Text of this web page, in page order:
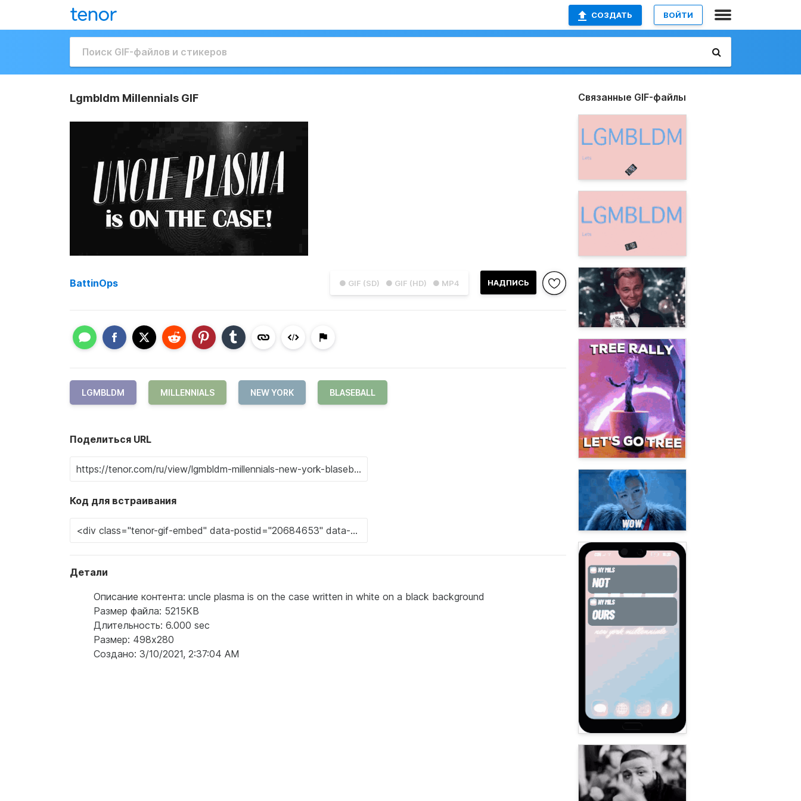
СОЗДАТЬ ВОЙТИ
Lgmbldm Millennials GIF
● GIF (SD) ● GIF (HD) ● MP4 НАДПИСЬ
BattinOps
LGMBLDM MILLENNIALS NEW YORK BLASEBALL
Поделиться URL
Код для встраивания
Детали
Описание контента: uncle plasma is on the case written in white on a black background
Размер файла: 5215KB
Длительность: 6.000 sec
Размер: 498x280
Создано: 3/10/2021, 2:37:04 AM
Связанные GIF-файлы